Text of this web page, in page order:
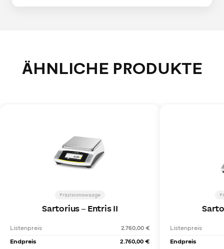
ÄHNLICHE PRODUKTE
Präzisionswaage
Sartorius–Entris II
Listenpreis
2.760,00 €
Endpreis
2.760,00 €
Listenpreis
Endpreis